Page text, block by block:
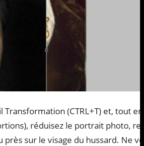
Transformation (CTRL+T) et, tout
réduisez le portrait photo,
près sur le visage du hussard. Ne